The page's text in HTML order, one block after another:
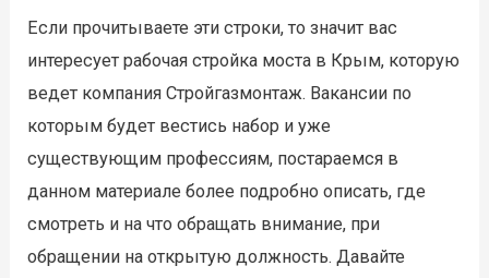
Если прочитываете эти строки, то значит вас
интересует рабочая стройка моста в Крым, которую
ведет компания Стройгазмонтаж. Вакансии по
которым будет вестись набор и уже
существующим профессиям, постараемся в
данном материале более подробно описать, где
смотреть и на что обращать внимание, при
обращении на открытую должность. Давайте